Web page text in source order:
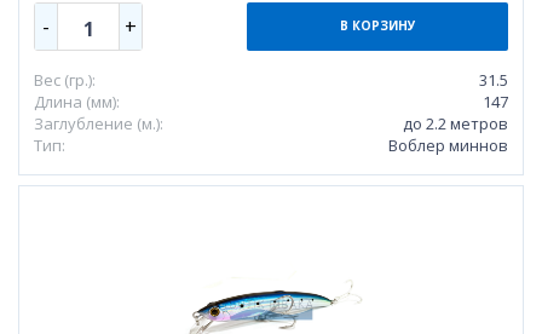
- 1 + В КОРЗИНУ
Вес (гр.):
31.5
Длина (мм):
147
Заглубление (м.):
до 2.2 метров
Тип:
Воблер миннов